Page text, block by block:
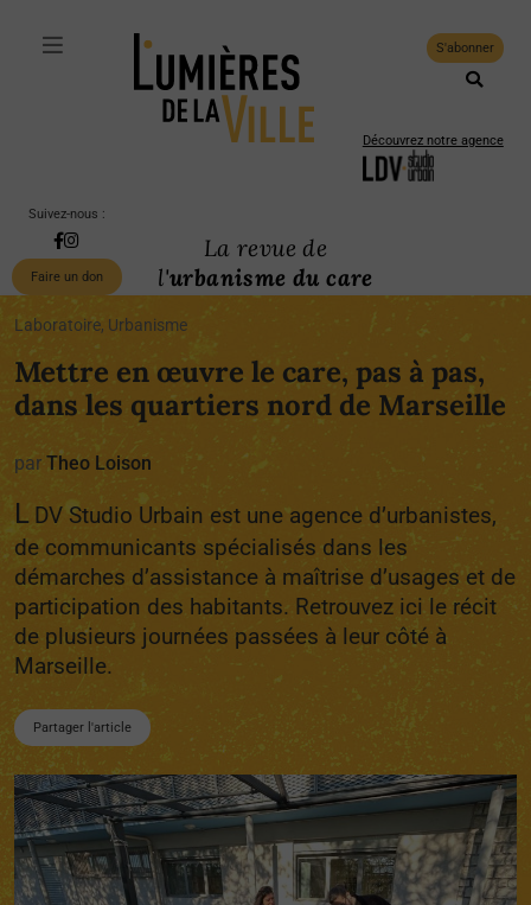
S'abonner
Découvrez notre agence
Suivez-nous :
Faire un don
La revue de
l'urbanisme du care
Laboratoire, Urbanisme
Mettre en œuvre le care, pas à pas,
dans les quartiers nord de Marseille
par Theo Loison
L DV Studio Urbain est une agence d’urbanistes,
de communicants spécialisés dans les
démarches d’assistance à maîtrise d’usages et de
participation des habitants. Retrouvez ici le récit
de plusieurs journées passées à leur côté à
Marseille.
Partager l'article